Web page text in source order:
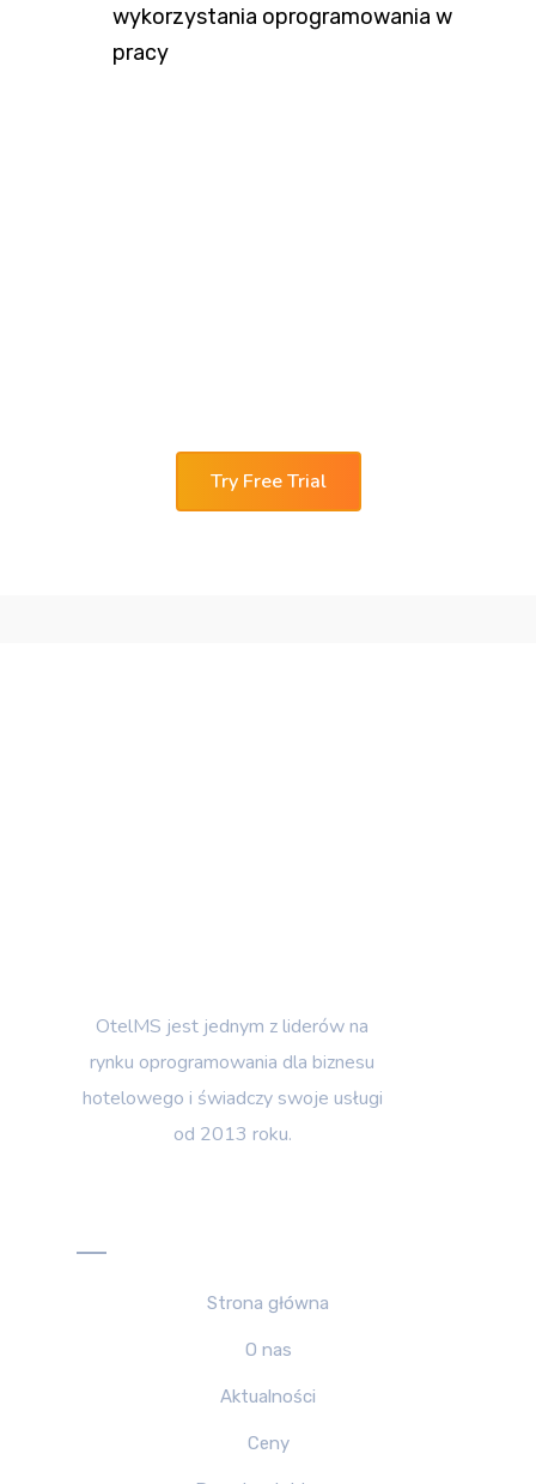
wykorzystania oprogramowania w
pracy
Try Free Trial
OtelMS jest jednym z liderów na
rynku oprogramowania dla biznesu
hotelowego i świadczy swoje usługi
od 2013 roku.
Strona główna
O nas
Aktualności
Сeny